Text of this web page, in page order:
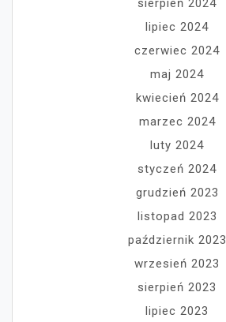
sierpień 2024
lipiec 2024
czerwiec 2024
maj 2024
kwiecień 2024
marzec 2024
luty 2024
styczeń 2024
grudzień 2023
listopad 2023
październik 2023
wrzesień 2023
sierpień 2023
lipiec 2023